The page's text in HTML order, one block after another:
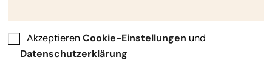
Help Center > Produkte und
Anbau > Genetik >
AkzeptierenCookie-Einstellungen und
Datenschutzerklärung